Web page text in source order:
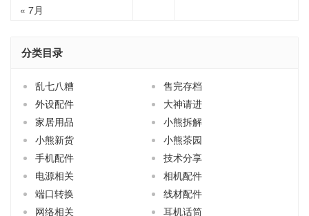
« 7月
分类目录
乱七八糟
售完存档
外设配件
大神请进
家居用品
小熊拆解
小熊新货
小熊茶园
手机配件
技术分享
电源相关
相机配件
端口转换
线材配件
网络相关
耳机话筒